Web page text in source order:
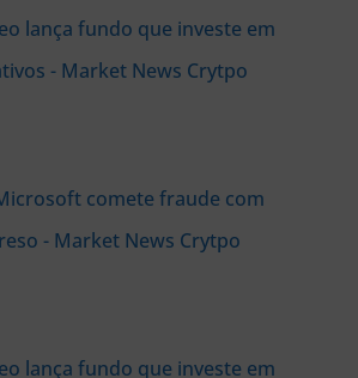
lança fundo que investe em
- Market News Crytpo
comete fraude com
- Market News Crytpo
lança fundo que investe em